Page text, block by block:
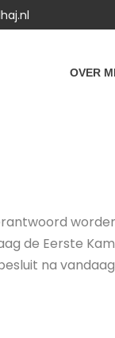
OVER
de Eerste
na